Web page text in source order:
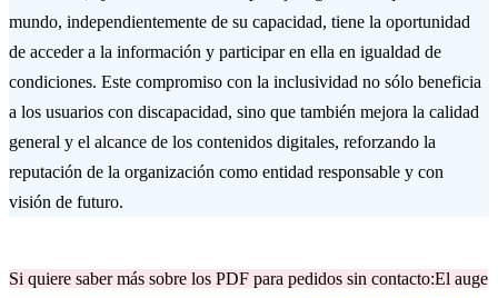
mundo, independientemente de su capacidad, tiene la oportunidad
de acceder a la información y participar en ella en igualdad de
condiciones. Este compromiso con la inclusividad no sólo beneficia
a los usuarios con discapacidad, sino que también mejora la calidad
general y el alcance de los contenidos digitales, reforzando la
reputación de la organización como entidad responsable y con
visión de futuro.
Si quiere saber más sobre los PDF para pedidos sin contacto:El auge